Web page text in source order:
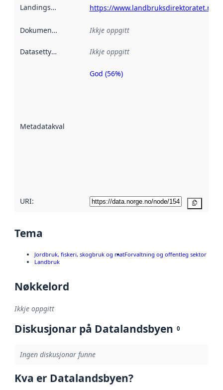
Landingsside https://www.landbruksdirektoratet.no
Dokumentasjon Ikkje oppgitt
Datasettype Ikkje oppgitt
Metadatakvalitet
Metadatakvalitet
God (56%)
URI:
Tema
Jordbruk, fiskeri, skogbruk og matForvaltning og offentleg sektor
Landbruk
Nøkkelord
Ikkje oppgitt
Diskusjonar på Datalandsbyen 0
Ingen diskusjonar funne
Kva er Datalandsbyen?